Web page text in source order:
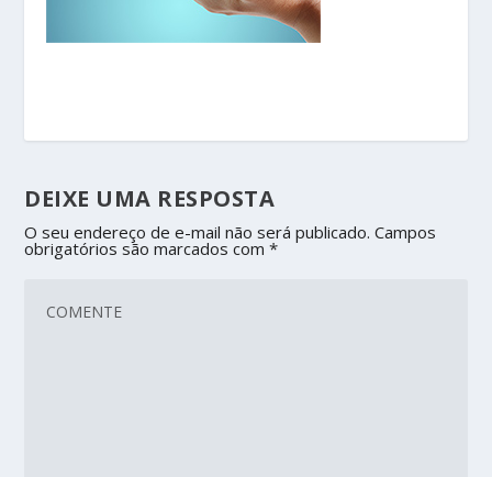
DEIXE UMA RESPOSTA
O seu endereço de e-mail não será publicado. Campos
obrigatórios são marcados com*